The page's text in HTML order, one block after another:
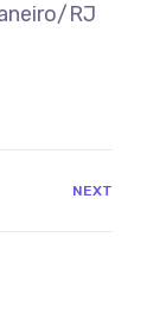
RJ
NEXT